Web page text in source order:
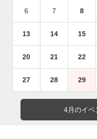
6 7 8
13 14 15
20 21 22
27 28 29
4月のイベ